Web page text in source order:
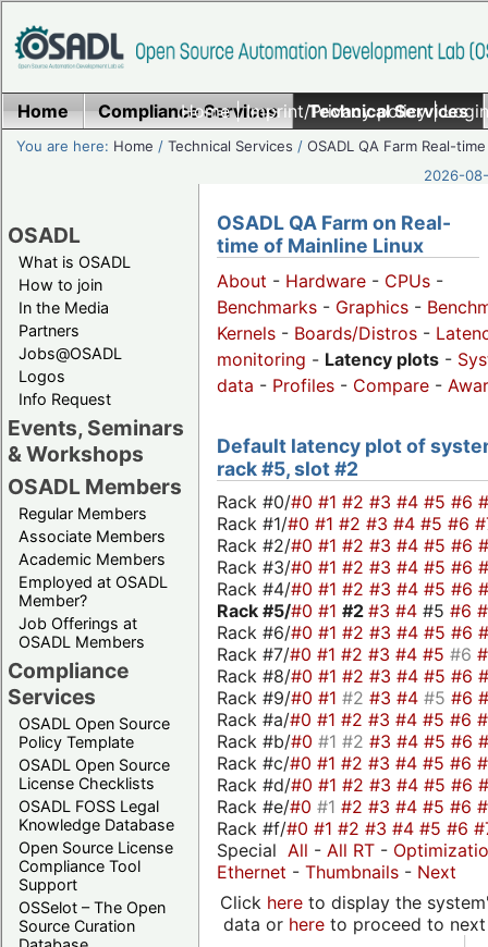
Home|Imprint/Privacy policy|
Home Compliance Services Technical Services
You are here: Home /Technical Services /OSADL QA Farm Real-time
2026-
OSADL
What is OSADL
How to join
In the Media
Partners
Jobs@OSADL
Logos
Info Request
Events, Seminars
& Workshops
OSADL Members
Regular Members
Associate Members
Academic Members
Employed at OSADL
Member?
Job Offerings at
OSADL Members
Compliance
Services
OSADL Open Source
Policy Template
OSADL Open Source
License Checklists
OSADL FOSS Legal
Knowledge Database
Open Source License
Compliance Tool
Support
OSSelot – The Open
Source Curation
OSADL QA Farm on Real-
time of Mainline Linux
About - Hardware - CPUs -
Benchmarks - Graphics -
Kernels - Boards/Distros -
monitoring - Latency plots -
data - Profiles - Compare -
Default latency plot of
rack #5, slot #2
Rack #0/#0 #1 #2 #3 #4 #5 #6
Rack #1/#0 #1 #2 #3 #4 #5 #6
Rack #2/#0 #1 #2 #3 #4 #5 #6
Rack #3/#0 #1 #2 #3 #4 #5 #6
Rack #4/#0 #1 #2 #3 #4 #5 #6
Rack #5/#0 #1 #2 #3 #4 #5 #6
Rack #6/#0 #1 #2 #3 #4 #5 #6
Rack #7/#0 #1 #2 #3 #4 #5 #6
Rack #8/#0 #1 #2 #3 #4 #5 #6
Rack #9/#0 #1 #2 #3 #4 #5 #6
Rack #a/#0 #1 #2 #3 #4 #5 #6
Rack #b/#0 #1 #2 #3 #4 #5 #6
Rack #c/#0 #1 #2 #3 #4 #5 #6
Rack #d/#0 #1 #2 #3 #4 #5 #6
Rack #e/#0 #1 #2 #3 #4 #5 #6
Rack #f/#0 #1 #2 #3 #4 #5 #6
Special All - All RT -
Ethernet - Thumbnails - Next
Click hereto display the
data or hereto proceed to next